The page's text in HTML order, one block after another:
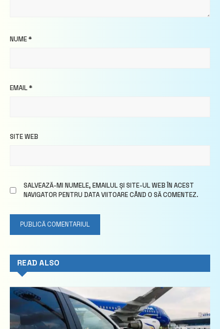
NUME*
EMAIL*
SITE WEB
SALVEAZĂ-MI NUMELE, EMAILUL ȘI SITE-UL WEB ÎN ACEST
NAVIGATOR PENTRU DATA VIITOARE CÂND O SĂ COMENTEZ.
READ ALSO